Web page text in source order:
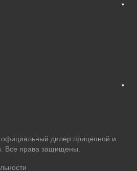
официальный дилер прицепной и
. Все права защищены.